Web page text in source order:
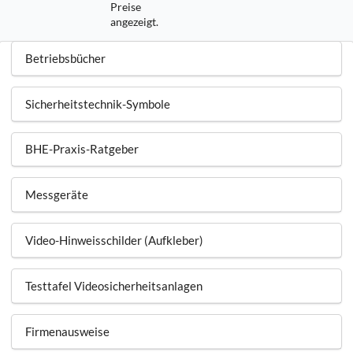
Preise
angezeigt.
Betriebsbücher
Sicherheitstechnik-Symbole
BHE-Praxis-Ratgeber
Messgeräte
Video-Hinweisschilder (Aufkleber)
Testtafel Videosicherheitsanlagen
Firmenausweise